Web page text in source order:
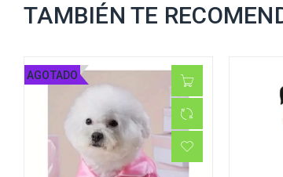
TAMBIÉN TE
AGOTADO